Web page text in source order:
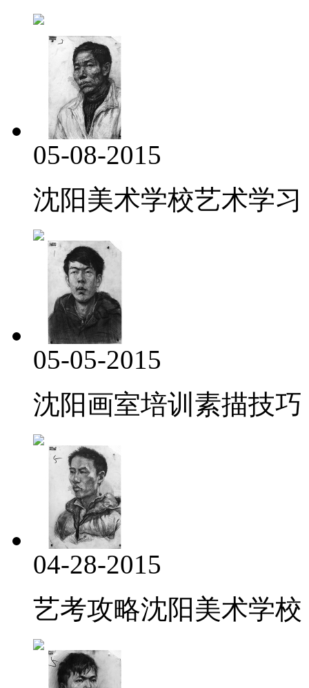
05-08-2015
沈阳美术学校艺术学习
05-05-2015
沈阳画室培训素描技巧
04-28-2015
艺考攻略沈阳美术学校